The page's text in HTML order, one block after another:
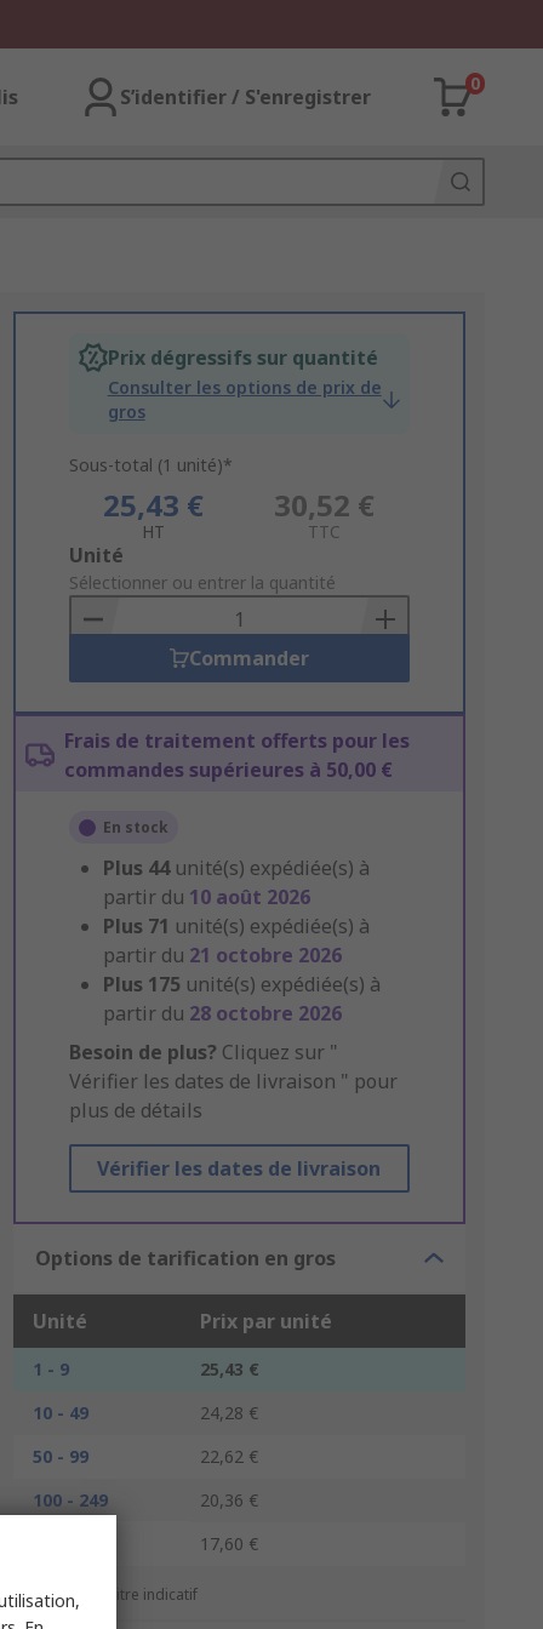
S’identifier / S'enregistrer
0
Prix dégressifs sur quantité
Consulter les options de prix de
gros
Sous-total (1 unité)*
25,43 €
HT
30,52 €
TTC
Add
to
Basket
Unité
Sélectionner ou entrer la quantité
Commander
Frais de traitement offerts pour les
commandes supérieures à 50,00 €
En stock
Plus 44 unité(s) expédiée(s) à
partir du 10 août 2026
Plus 71 unité(s) expédiée(s) à
partir du 21 octobre 2026
Plus 175 unité(s) expédiée(s) à
partir du 28 octobre 2026
Besoin de plus? Cliquez sur "
Vérifier les dates de livraison " pour
plus de détails
Vérifier les dates de livraison
Options de tarification en gros
Unité Prix par unité
1 - 9
25,43 €
10 - 49
24,28 €
50 - 99
22,62 €
100 - 249
20,36 €
17,60 €
*Prix donné à titre indicatif